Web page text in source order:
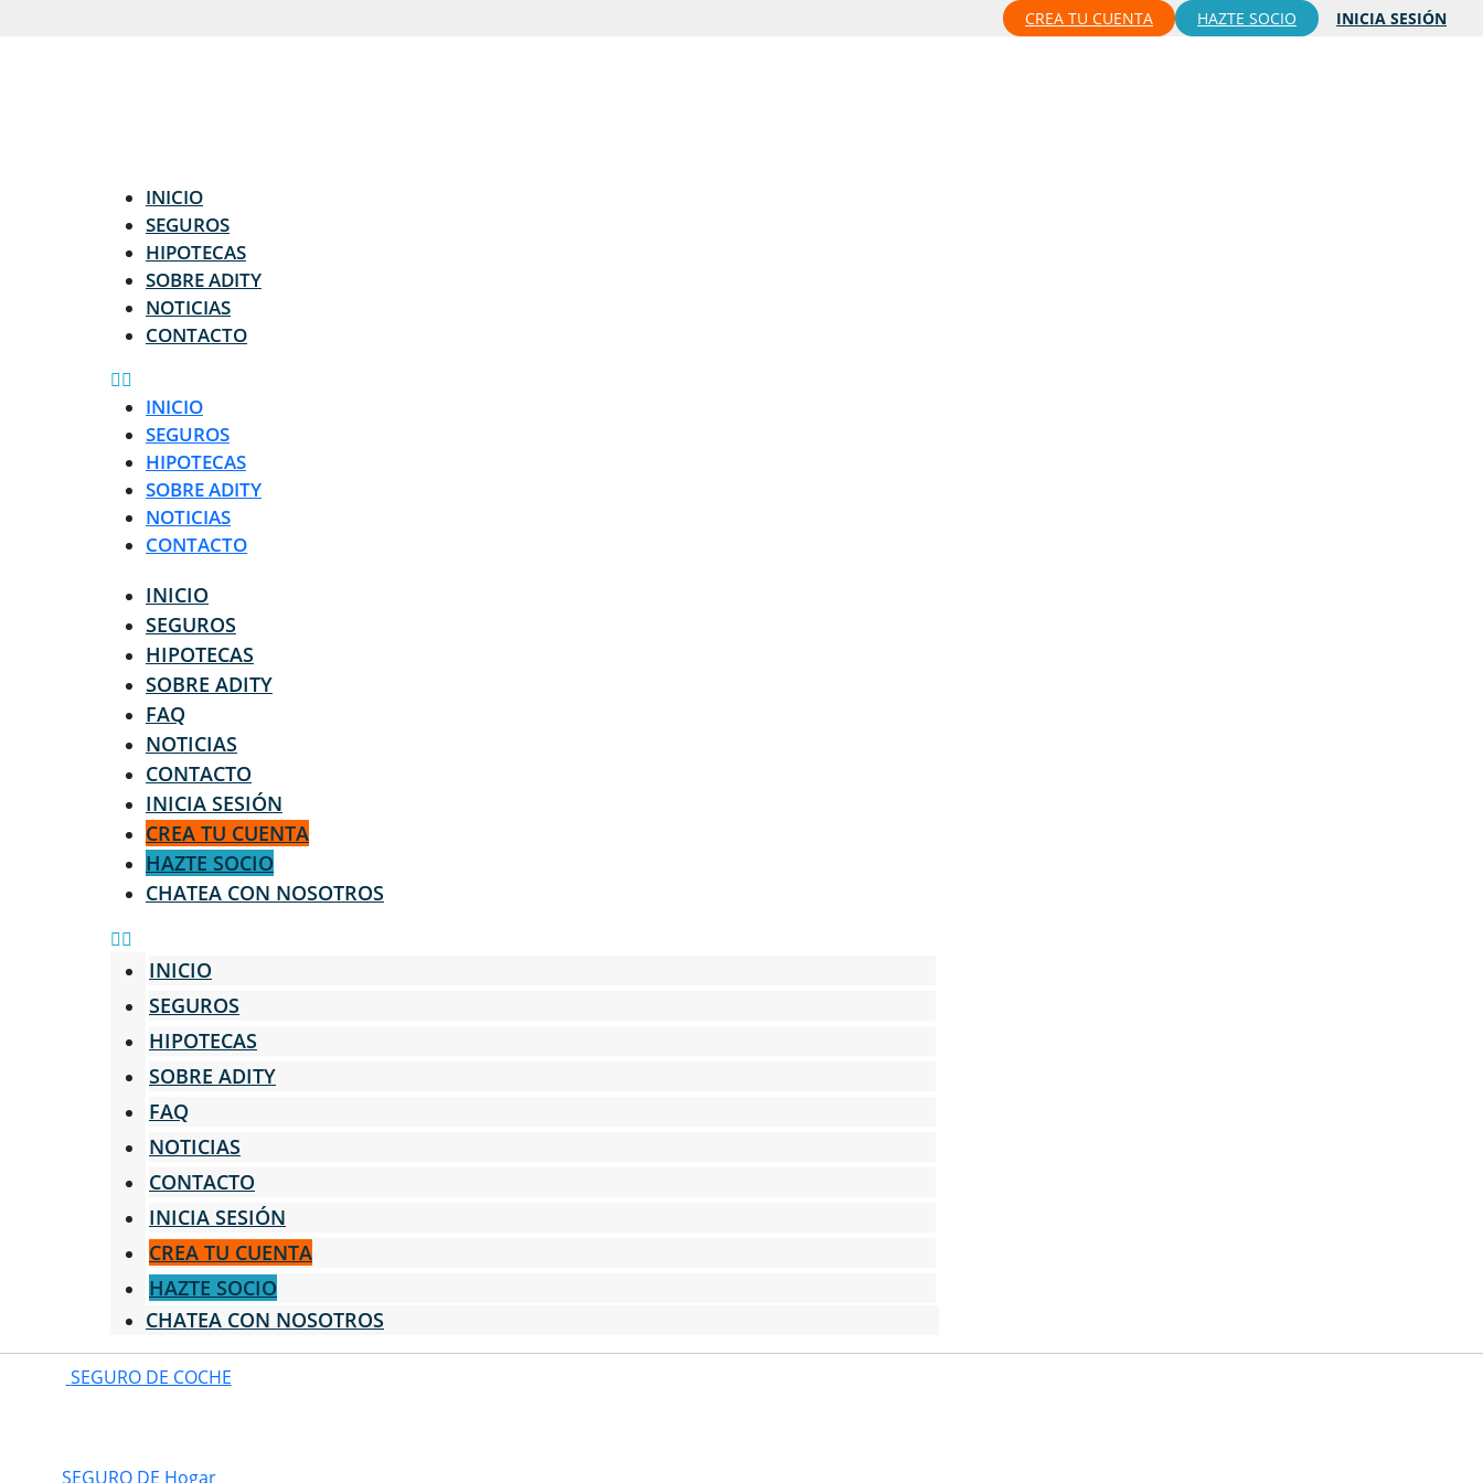
CREA TU CUENTA HAZTE SOCIO INICIA SESIÓN
INICIO
SEGUROS
HIPOTECAS
SOBRE ADITY
NOTICIAS
CONTACTO
INICIO
SEGUROS
HIPOTECAS
SOBRE ADITY
NOTICIAS
CONTACTO
INICIO
SEGUROS
HIPOTECAS
SOBRE ADITY
FAQ
NOTICIAS
CONTACTO
INICIA SESIÓN
CREA TU CUENTA
HAZTE SOCIO
CHATEA CON NOSOTROS
INICIO
SEGUROS
HIPOTECAS
SOBRE ADITY
FAQ
NOTICIAS
CONTACTO
INICIA SESIÓN
CREA TU CUENTA
HAZTE SOCIO
CHATEA CON NOSOTROS
SEGURO DE COCHE
SEGURO DE Hogar